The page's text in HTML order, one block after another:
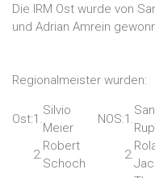
Die IRM Ost wurde von
und Adrian Amrein
Regionalmeister wurden:
Ost:1.
Silvio
Meier
NOS:1.
2.
Robert
Schoch
2.